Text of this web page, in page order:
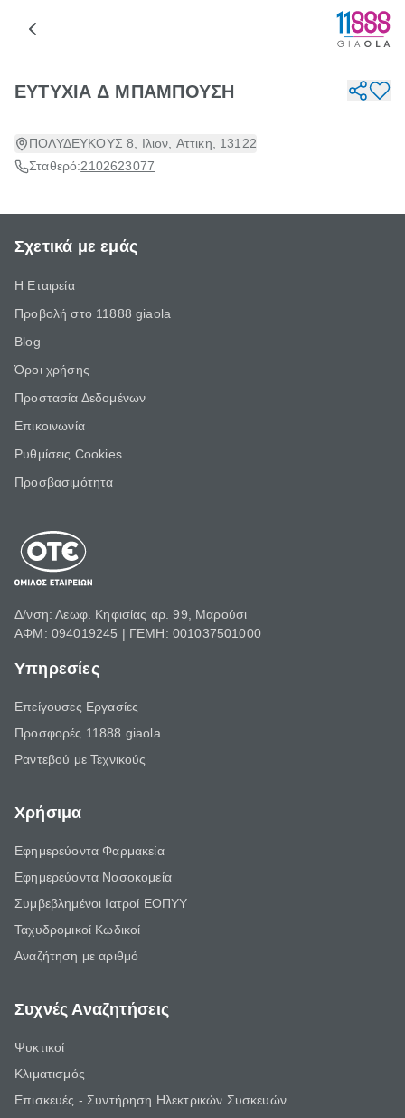
ΕΥΤΥΧΙΑ Δ ΜΠΑΜΠΟΥΣΗ
ΠΟΛΥΔΕΥΚΟΥΣ 8, Ιλιον, Αττικη, 13122
Σταθερό:2102623077
Σχετικά με εμάς
Η Εταιρεία
Προβολή στο 11888 giaola
Blog
Όροι χρήσης
Προστασία Δεδομένων
Επικοινωνία
Ρυθμίσεις Cookies
Προσβασιμότητα
Δ/νση: Λεωφ. Κηφισίας αρ. 99, Μαρούσι
ΑΦΜ: 094019245 | ΓΕΜΗ: 001037501000
Υπηρεσίες
Επείγουσες Εργασίες
Προσφορές 11888 giaola
Ραντεβού με Τεχνικούς
Χρήσιμα
Εφημερεύοντα Φαρμακεία
Εφημερεύοντα Νοσοκομεία
Συμβεβλημένοι Ιατροί ΕΟΠΥΥ
Ταχυδρομικοί Κωδικοί
Αναζήτηση με αριθμό
Συχνές Αναζητήσεις
Ψυκτικοί
Κλιματισμός
Επισκευές - Συντήρηση Ηλεκτρικών Συσκευών